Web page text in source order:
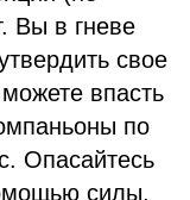
Вы в гневе
свое
впасть
по
Опасайтесь
силы,